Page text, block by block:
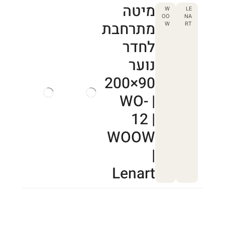
LE
NA
RT
W
OO
W
מיטה
מתרחבת
לחדר
נוער
90×200
| WO-
12 |
WOOW
|
Lenart